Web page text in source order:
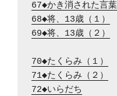
67◆かき消された言葉
68◆将、13歳（１）
69◆将、13歳（２）
70◆たくらみ（１）
71◆たくらみ（２）
72◆いらだち